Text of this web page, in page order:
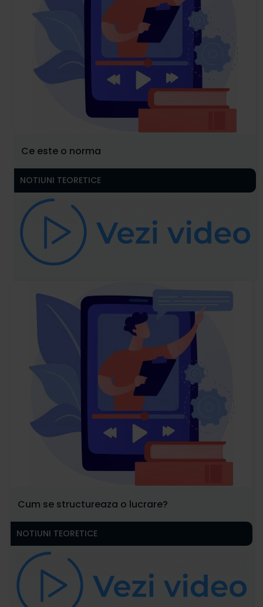
Ce este o norma
NOTIUNI TEORETICE
Cum se structureaza o lucrare?
NOTIUNI TEORETICE